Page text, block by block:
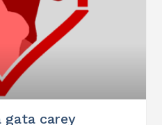
gata carey